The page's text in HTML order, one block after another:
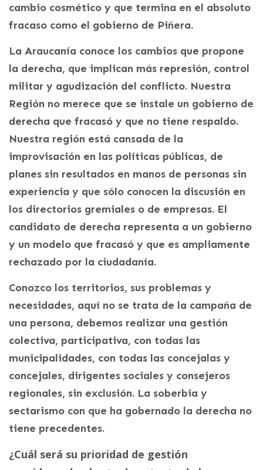
cambio cosmético y que termina en el absoluto
fracaso como el gobierno de Piñera.
La Araucanía conoce los cambios que propone
la derecha, que implican más represión, control
militar y agudización del conflicto. Nuestra
Región no merece que se instale un gobierno de
derecha que fracasó y que no tiene respaldo.
Nuestra región está cansada de la
improvisación en las políticas públicas, de
planes sin resultados en manos de personas sin
experiencia y que sólo conocen la discusión en
los directorios gremiales o de empresas. El
candidato de derecha representa a un gobierno
y un modelo que fracasó y que es ampliamente
rechazado por la ciudadanía.
Conozco los territorios, sus problemas y
necesidades, aquí no se trata de la campaña de
una persona, debemos realizar una gestión
colectiva, participativa, con todas las
municipalidades, con todas las concejalas y
concejales, dirigentes sociales y consejeros
regionales, sin exclusión. La soberbia y
sectarismo con que ha gobernado la derecha no
tiene precedentes.
¿Cuál será su prioridad de gestión